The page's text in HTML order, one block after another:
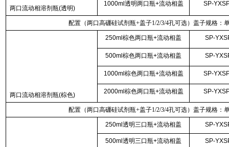
两口流动相溶剂瓶(透明)
1000ml透明两口瓶+流动相盖 SP-
配置（两口高硼硅试剂瓶+盖子1/2/3/4孔可选）盖子规格：
两口流动相溶剂瓶(棕色)
250ml棕色两口瓶+流动相盖 SP-
500ml棕色两口瓶+流动相盖 SP-
1000ml棕色两口瓶+流动相盖 SP-
2000ml棕色两口瓶+流动相盖 SP-
配置（两口高硼硅试剂瓶+盖子1/2/3/4孔可选）盖子规格：
250ml透明三口瓶+流动相盖 SP-
500ml透明三口瓶+流动相盖 SP-